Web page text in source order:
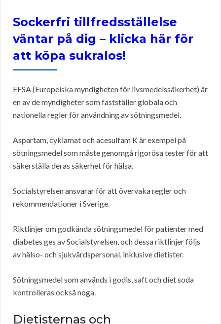
Sockerfri tillfredsställelse
väntar på dig – klicka här för
att köpa sukralos!
EFSA (Europeiska myndigheten för livsmedelssäkerhet) är
en av de myndigheter som fastställer globala och
nationella regler för användning av sötningsmedel.
Aspartam, cyklamat och acesulfam K är exempel på
sötningsmedel som måste genomgå rigorösa tester för att
säkerställa deras säkerhet för hälsa.
Socialstyrelsen ansvarar för att övervaka regler och
rekommendationer i Sverige.
Riktlinjer om godkända sötningsmedel för patienter med
diabetes ges av Socialstyrelsen, och dessa riktlinjer följs
av hälso- och sjukvårdspersonal, inklusive dietister.
Sötningsmedel som används i godis, saft och diet soda
kontrolleras också noga.
Dietisternas och